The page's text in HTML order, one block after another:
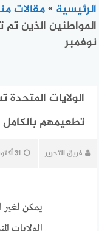
الرئيسية »مقالات
نوفمبر
الولايات
تطعيمهم بالكامل
فريق التحرير 31 أكتوبر، 2021
يمكن لغير